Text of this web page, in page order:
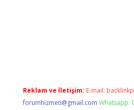
Reklam ve İletişim: E-mail:
forumhizmeti@gmail.com Whatsapp: